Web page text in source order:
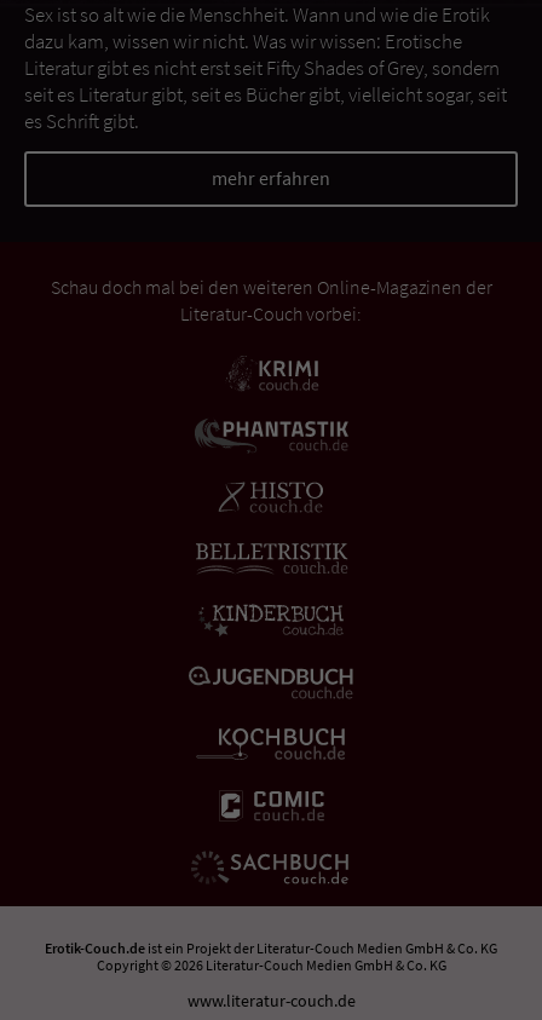
Sex ist so alt wie die Menschheit. Wann und wie die Erotik
dazu kam, wissen wir nicht. Was wir wissen: Erotische
Literatur gibt es nicht erst seit Fifty Shades of Grey, sondern
seit es Literatur gibt, seit es Bücher gibt, vielleicht sogar, seit
es Schrift gibt.
mehr erfahren
Schau doch mal bei den weiteren Online-Magazinen der
Literatur-Couch vorbei:
Erotik-Couch.de ist ein Projekt der Literatur-Couch Medien GmbH & Co. KG
Copyright © 2026 Literatur-Couch Medien GmbH & Co. KG
www.literatur-couch.de